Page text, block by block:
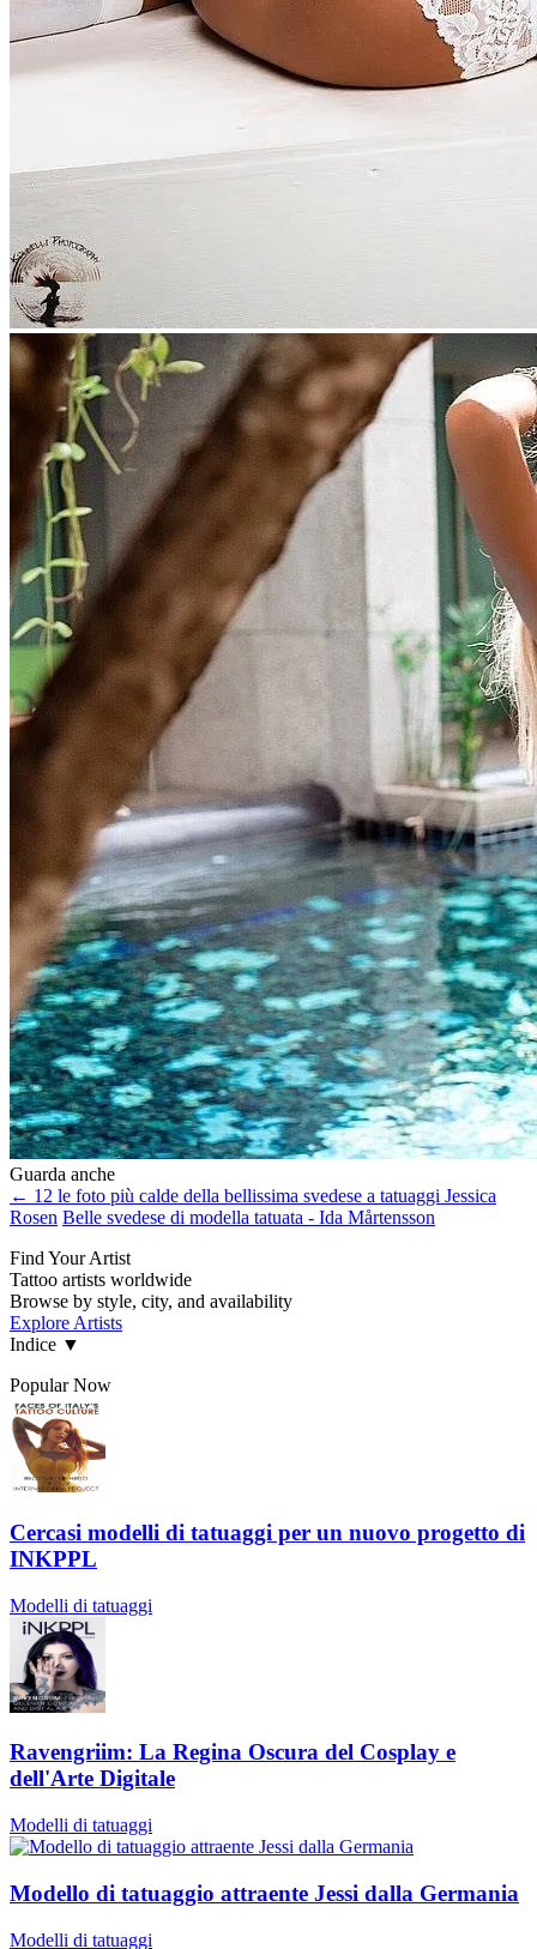
Guarda anche
← 12 le foto più calde della bellissima svedese a tatuaggi Jessica
Rosen Belle svedese di modella tatuata - Ida Mårtensson
Find Your Artist
Tattoo artists worldwide
Browse by style, city, and availability
Explore Artists
Indice ▼
Popular Now
Cercasi modelli di tatuaggi per un nuovo progetto di
INKPPL
Modelli di tatuaggi
Ravengriim: La Regina Oscura del Cosplay e
dell'Arte Digitale
Modelli di tatuaggi
Modello di tatuaggio attraente Jessi dalla Germania
Modelli di tatuaggi